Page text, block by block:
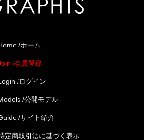
/ホーム
/会員登録
/ログイン
/公開モデル
/サイト紹介
定商取引法に基づく表示